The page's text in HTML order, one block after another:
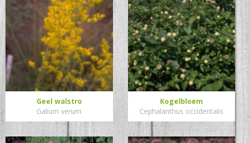
Geel walstro
Galium verum
Kogelbloem
Cephalanthus occidentalis